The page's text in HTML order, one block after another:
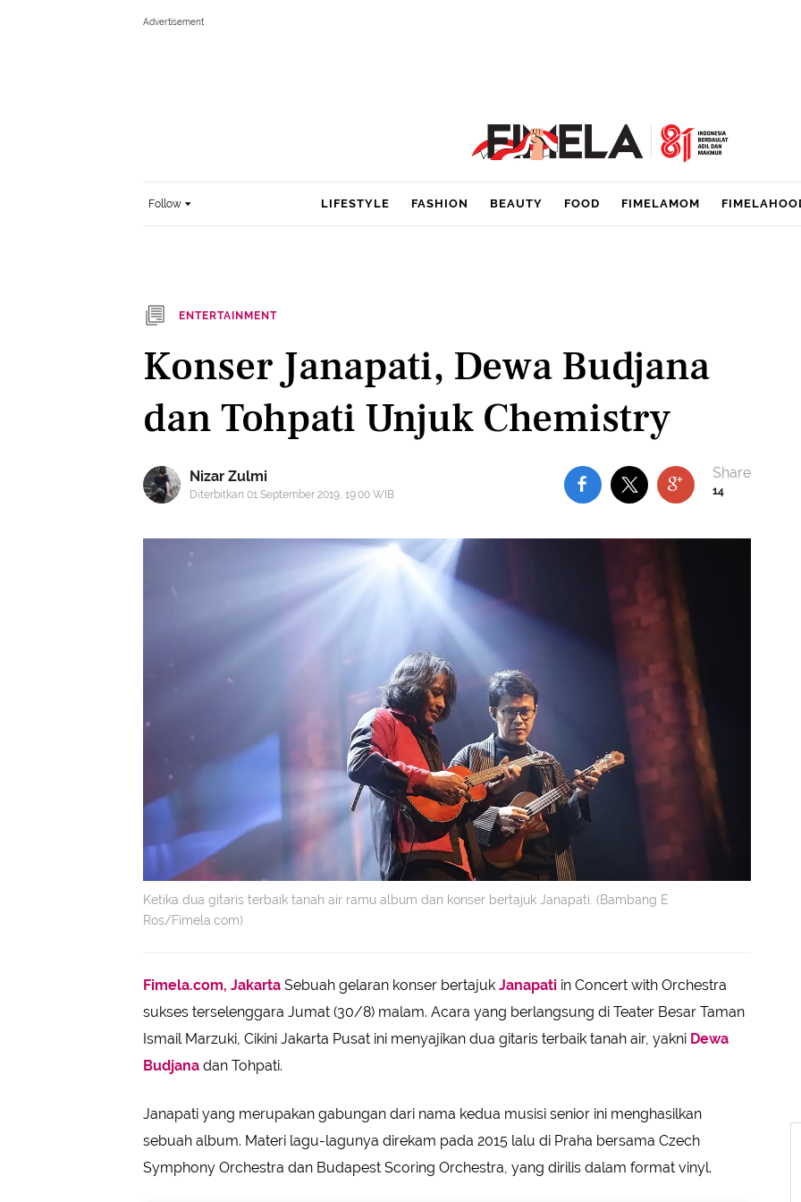
Follow LIFESTYLE FASHION BEAUTY FOOD FIMELAMOM
ENTERTAINMENT
Konser Janapati, Dewa Budjana
dan Tohpati Unjuk Chemistry
Nizar Zulmi
Diterbitkan 01 September 2019, 19:00 WIB 14
Ketika dua gitaris terbaik tanah air ramu album dan konser bertajuk Janapati. (Bambang E
Ros/Fimela.com)
Fimela.com, Jakarta Sebuah gelaran konser bertajuk Janapati in Concert with Orchestra
sukses terselenggara Jumat (30/8) malam. Acara yang berlangsung di Teater Besar Taman
Ismail Marzuki, Cikini Jakarta Pusat ini menyajikan dua gitaris terbaik tanah air, yakni Dewa
Budjana dan Tohpati.
Janapati yang merupakan gabungan dari nama kedua musisi senior ini menghasilkan
sebuah album. Materi lagu-lagunya direkam pada 2015 lalu di Praha bersama Czech
Symphony Orchestra dan Budapest Scoring Orchestra, yang dirilis dalam format vinyl.